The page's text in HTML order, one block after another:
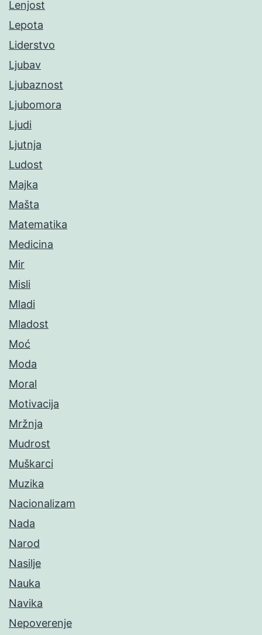
Lenjost
Lepota
Liderstvo
Ljubav
Ljubaznost
Ljubomora
Ljudi
Ljutnja
Ludost
Majka
Mašta
Matematika
Medicina
Mir
Misli
Mladi
Mladost
Moć
Moda
Moral
Motivacija
Mržnja
Mudrost
Muškarci
Muzika
Nacionalizam
Nada
Narod
Nasilje
Nauka
Navika
Nepoverenje